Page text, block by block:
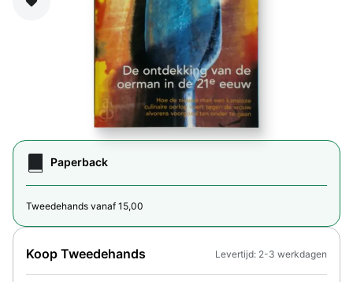
Paperback
Tweedehands vanaf 15,00
Koop Tweedehands Levertijd: 2-3 werkdagen